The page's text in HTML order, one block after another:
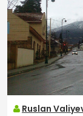
Ruslan